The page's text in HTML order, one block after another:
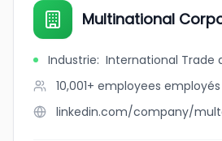
Multinational
Industrie: International Trade
10,001+ employees employés
linkedin.com/company/